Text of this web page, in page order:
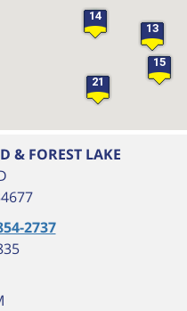
13
14
15
21
& FOREST LAKE
2737